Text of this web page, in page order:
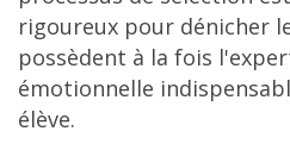
rigoureux pour dénicher
possèdent à la fois
émotionnelle
élève.